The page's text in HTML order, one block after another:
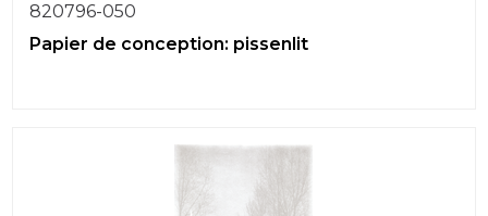
820796-050
Papier de conception: pissenlit